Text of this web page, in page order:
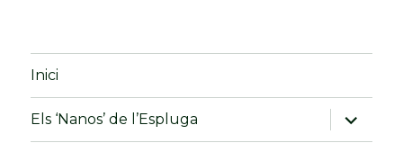
Inici
Els ‘Nanos’ de l’Espluga
amplia
el
menú